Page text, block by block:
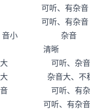
听、有杂音
听、有杂音
音小 杂音
清晰
可听、杂音
杂音大、不
可听、有杂
听、有杂音